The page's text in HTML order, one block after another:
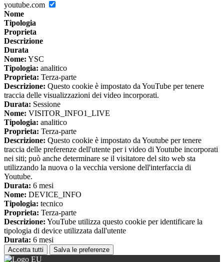
youtube.com
Nome
Tipologia
Proprieta
Descrizione
Durata
Nome: YSC
Tipologia: analitico
Proprieta: Terza-parte
Descrizione: Questo cookie è impostato da YouTube per tenere
traccia delle visualizzazioni dei video incorporati.
Durata: Sessione
Nome: VISITOR_INFO1_LIVE
Tipologia: analitico
Proprieta: Terza-parte
Descrizione: Questo cookie è impostato da Youtube per tenere
traccia delle preferenze dell'utente per i video di Youtube incorporati
nei siti; può anche determinare se il visitatore del sito web sta
utilizzando la nuova o la vecchia versione dell'interfaccia di
Youtube.
Durata: 6 mesi
Nome: DEVICE_INFO
Tipologia: tecnico
Proprieta: Terza-parte
Descrizione: YouTube utilizza questo cookie per identificare la
tipologia di device utilizzata dall'utente
Durata: 6 mesi
Accetta tutti Salva le preferenze